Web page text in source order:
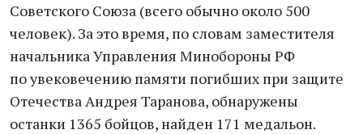
Советского Союза (всего обычно около 500
человек). За это время, по словам заместителя
начальника Управления Минобороны РФ
по увековечению памяти погибших при защите
Отечества Андрея Таранова, обнаружены
останки 1365 бойцов, найден 171 медальон.